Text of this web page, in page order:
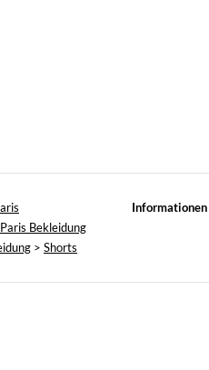
Bekleidung
> Shorts
Informationen